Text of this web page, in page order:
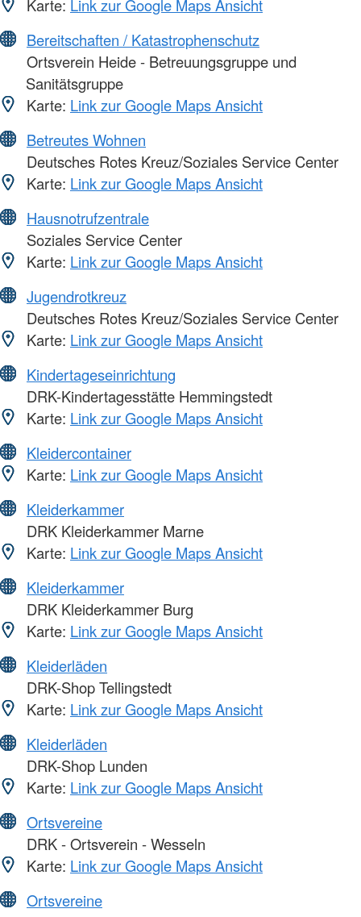
Karte: Link zur Google Maps Ansicht
Bereitschaften / Katastrophenschutz
Ortsverein Heide - Betreuungsgruppe und
Sanitätsgruppe
Karte: Link zur Google Maps Ansicht
Betreutes Wohnen
Deutsches Rotes Kreuz/Soziales Service Center
Karte: Link zur Google Maps Ansicht
Hausnotrufzentrale
Soziales Service Center
Karte: Link zur Google Maps Ansicht
Jugendrotkreuz
Deutsches Rotes Kreuz/Soziales Service Center
Karte: Link zur Google Maps Ansicht
Kindertageseinrichtung
DRK-Kindertagesstätte Hemmingstedt
Karte: Link zur Google Maps Ansicht
Kleidercontainer
Karte: Link zur Google Maps Ansicht
Kleiderkammer
DRK Kleiderkammer Marne
Karte: Link zur Google Maps Ansicht
Kleiderkammer
DRK Kleiderkammer Burg
Karte: Link zur Google Maps Ansicht
Kleiderläden
DRK-Shop Tellingstedt
Karte: Link zur Google Maps Ansicht
Kleiderläden
DRK-Shop Lunden
Karte: Link zur Google Maps Ansicht
Ortsvereine
DRK - Ortsverein - Wesseln
Karte: Link zur Google Maps Ansicht
Ortsvereine